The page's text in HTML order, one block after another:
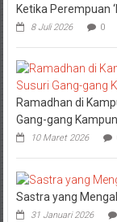
Ketika Perempuan
8 Juli 2026 0
Ramadhan di
Gang-gang
10 Maret 2026
Sastra yang
31 Januari 2026